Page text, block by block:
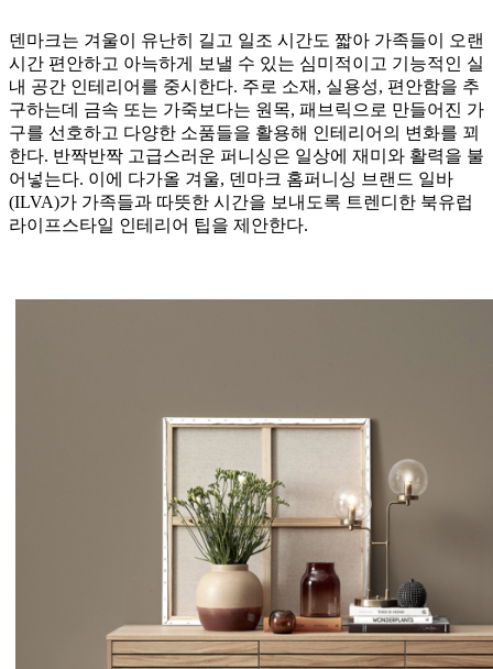
덴마크는 겨울이 유난히 길고 일조 시간도 짧아 가족들이 오랜
시간 편안하고 아늑하게 보낼 수 있는 심미적이고 기능적인 실
내 공간 인테리어를 중시한다. 주로 소재, 실용성, 편안함을 추
구하는데 금속 또는 가죽보다는 원목, 패브릭으로 만들어진 가
구를 선호하고 다양한 소품들을 활용해 인테리어의 변화를 꾀
한다. 반짝반짝 고급스러운 퍼니싱은 일상에 재미와 활력을 불
어넣는다. 이에 다가올 겨울, 덴마크 홈퍼니싱 브랜드 일바
(ILVA)가 가족들과 따뜻한 시간을 보내도록 트렌디한 북유럽
라이프스타일 인테리어 팁을 제안한다.